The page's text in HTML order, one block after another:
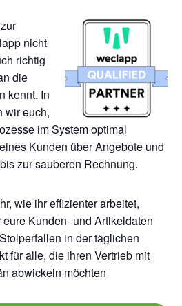
nicht
richtig
die
kennt. In
wir euch,
im System optimal
Kunden über Angebote und
zur sauberen Rechnung.
wie ihr effizienter arbeitet,
Kunden- und Artikeldaten
in der täglichen
für alle, die ihren Vertrieb mit
abwickeln möchten